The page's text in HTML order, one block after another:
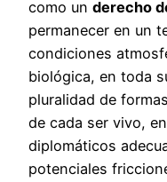
como un derecho
permanecer en un
condiciones
biológica, en toda
pluralidad de
de cada ser vivo,
diplomáticos
potenciales